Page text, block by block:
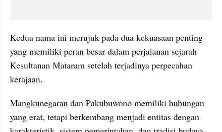
Kedua nama ini merujuk pada dua kekuasaan penting
yang memiliki peran besar dalam perjalanan sejarah
Kesultanan Mataram setelah terjadinya perpecahan
kerajaan.
Mangkunegaran dan Pakubuwono memiliki hubungan
yang erat, tetapi berkembang menjadi entitas dengan